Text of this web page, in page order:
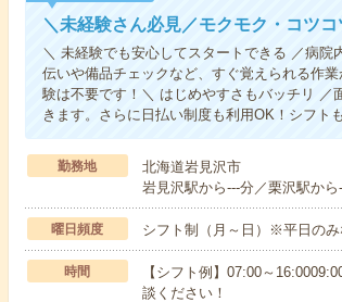
＼未経験さん必見／モクモク・コツ
＼ 未経験でも安心してスタートできる ／病
伝いや備品チェックなど、すぐ覚えられる作
験は不要です！＼ はじめやすさもバッチリ ／
きます。さらに日払い制度も利用OK！シフト
勤務地
北海道岩見沢市
岩見沢駅から---分／栗沢駅か
曜日頻度 シフト制（月～日）※平日の
時間
【シフト例】07:00～
談ください！